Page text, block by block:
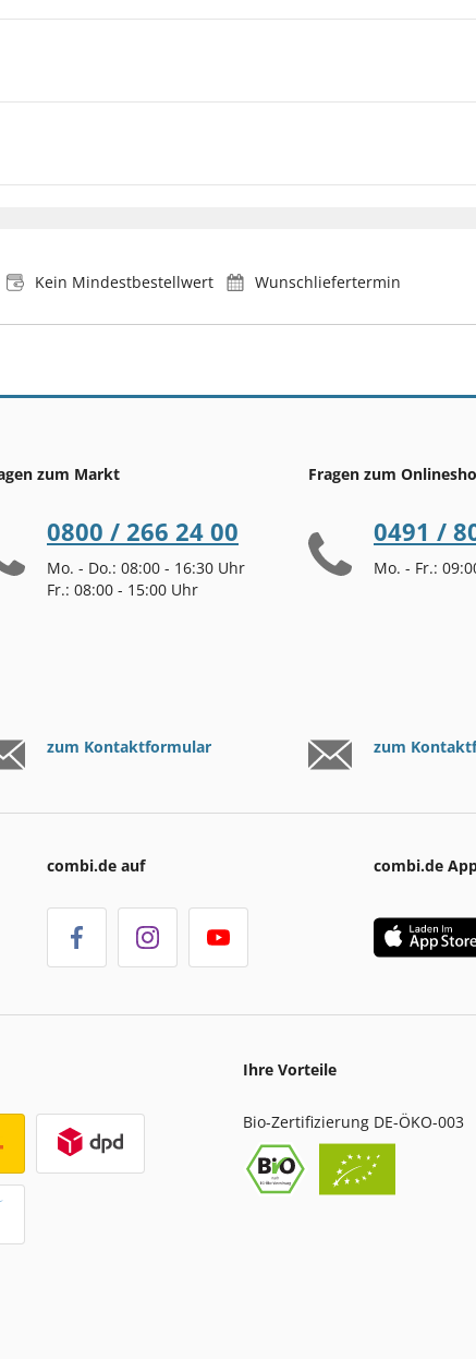
Kein Mindestbestellwert Wunschliefertermin
zum Markt
0800 / 266 24 00
Mo. - Do.: 08:00 - 16:30 Uhr
Fr.: 08:00 - 15:00 Uhr
zum Kontaktformular
Fragen zum
0491 /
Mo. - Fr.:
zum
combi.de auf combi.de
Ihre Vorteile
Bio-Zertifizierung DE-ÖKO-003